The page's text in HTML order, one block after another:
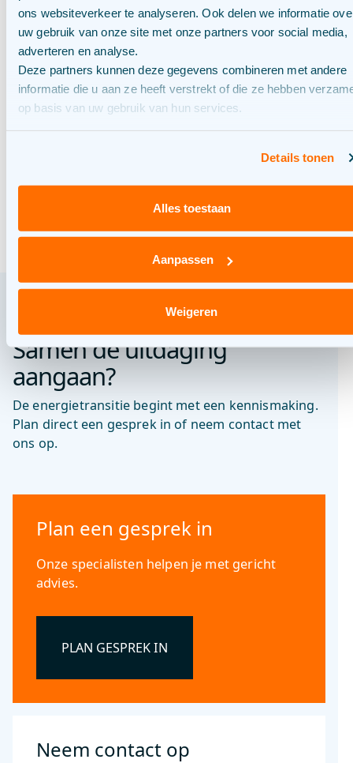
ons websiteverkeer te analyseren. Ook delen we informatie
uw gebruik van onze site met onze partners voor social media,
adverteren en analyse.
Deze partners kunnen deze gegevens combineren met andere
informatie die u aan ze heeft verstrekt of die ze hebben
op basis van uw gebruik van hun services.
Details tonen
Alles toestaan
Aanpassen
Weigeren
Onze Fixers: Joost
Slabbekoorn
BLOG 14/07/2026
Samen de uitdaging
aangaan?
De energietransitie begint met een kennismaking.
Plan direct een gesprek in of neem contact met
ons op.
Plan een gesprek in
Onze specialisten helpen je met gericht
advies.
PLAN GESPREK IN
Neem contact op